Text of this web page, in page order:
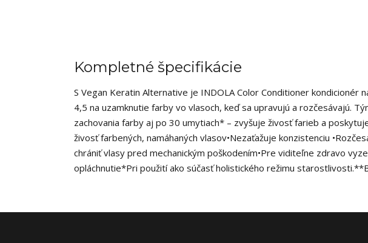
Kompletné špecifikácie
S Vegan Keratin Alternative je INDOLA Color Conditioner kondicionér
4,5 na uzamknutie farby vo vlasoch, keď sa upravujú a rozčesávajú.
zachovania farby aj po 30 umytiach* – zvyšuje živosť farieb a
živosť farbených, namáhaných vlasov•Nezaťažuje konzistenciu
chrániť vlasy pred mechanickým poškodením•Pre viditeľne zdravo
opláchnutie*Pri použití ako súčasť holistického režimu